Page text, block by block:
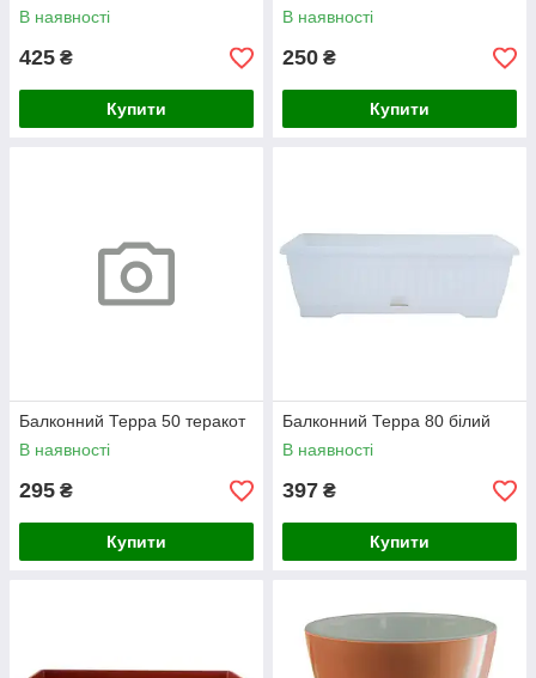
В наявності
425 ₴
Купити
В наявності
250 ₴
Купити
Балконний Терра 50 теракот
В наявності
295 ₴
Купити
Балконний Терра 80 білий
В наявності
397 ₴
Купити